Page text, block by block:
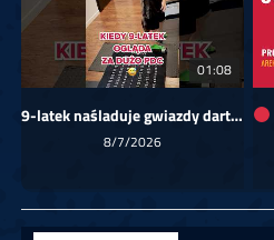
01:08
9-latek naśladuje gwiazdy darta!
8/7/2026